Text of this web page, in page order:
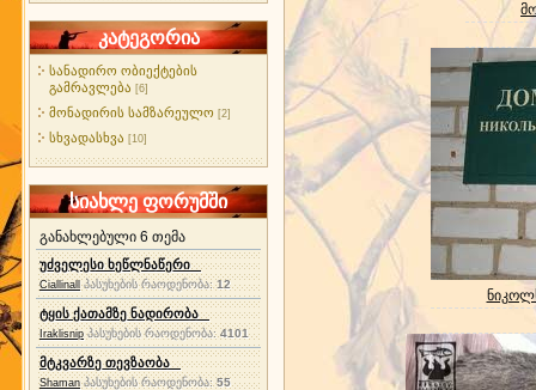
კატეგორია
სანადირო ობიექტების
გამრავლება [6]
მონადირის სამზარეულო [2]
სხვადასხვა [10]
სიახლე ფორუმში
განახლებული 6 თემა
უძველესი ხეწლნაწერი
Ciallinall პასუხების რაოდენობა:12
ტყის ქათამზე ნადირობა
Iraklisnip პასუხების რაოდენობა: 4101
მტკვარზე თევზაობა
Shaman პასუხების რაოდენობა:55